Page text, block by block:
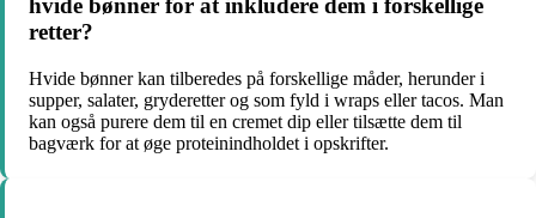
hvide bønner for at inkludere dem i forskellige
retter?
Hvide bønner kan tilberedes på forskellige måder, herunder i
supper, salater, gryderetter og som fyld i wraps eller tacos. Man
kan også purere dem til en cremet dip eller tilsætte dem til
bagværk for at øge proteinindholdet i opskrifter.